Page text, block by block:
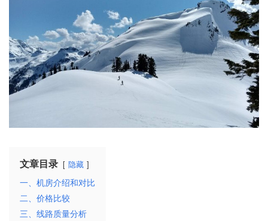
文章目录 隐藏
一、机房介绍和对比
二、价格比较
三、线路质量分析